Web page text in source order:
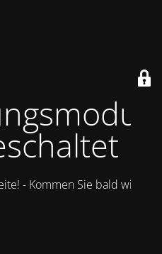
- Kommen Sie bald wieder.